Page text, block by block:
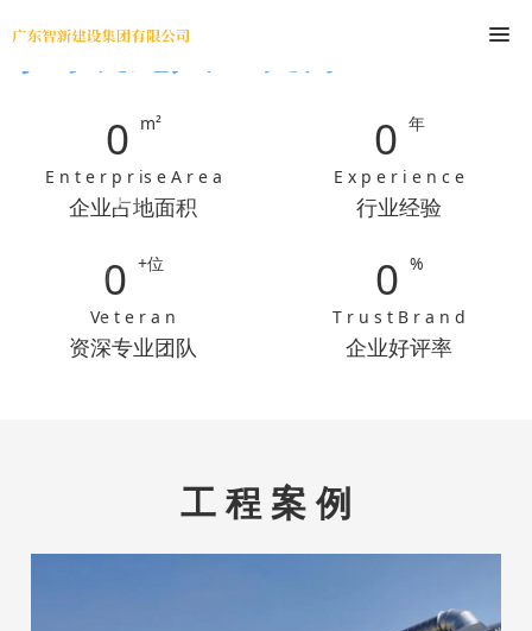
尊时凯龙人生就博
0 m²
E n t e r p r is e A r e a
企业占地面积
0 年
E x p e r i e n c e
行业经验
0 +位
Ve t e r a n
资深专业团队
0 %
T r u s t B r a n d
企业好评率
工 程 案 例